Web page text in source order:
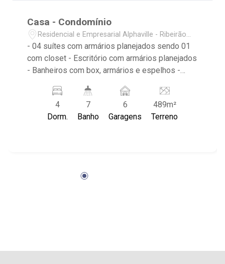
Casa - Condomínio
Residencial e Empresarial Alphaville - Ribeirão
Preto/SP
- 04 suítes com armários planejados sendo 01
com closet - Escritório com armários planejados
- Banheiros com box, armários e espelhos -
churrasqueira e fechamento em vidro - Lavabo
com depósito e espelho - Área de serviço com
armários planejados - Home Cinema - Piscina
Condomínio: Portaria e Monitoramento 24hrs,
público seleto - Próximo ao Ribeirão Shopping,
4
Dorm.
7
Banho
6
Garagens
489m²
Terreno